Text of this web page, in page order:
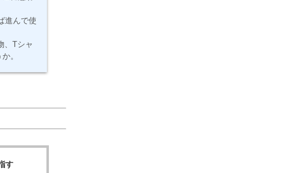
進んで使
、Tシャ
。
す